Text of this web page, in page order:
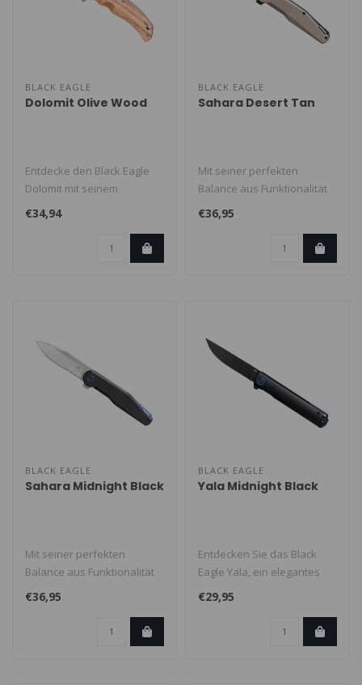
BLACK EAGLE
Dolomit Olive Wood
Entdecke den Black Eagle
Dolomit mit seinem
eleganten Olivenholzgriff -
ein raff..
€34,94
BLACK EAGLE
Sahara Desert Tan
Mit seiner perfekten
Balance aus Funktionalität
und Design ist es der ideale
€36,95
BLACK EAGLE
Sahara Midnight Black
Mit seiner perfekten
Balance aus Funktionalität
und Design ist es der ideale
€36,95
BLACK EAGLE
Yala Midnight Black
Entdecken Sie das Black
Eagle Yala, ein elegantes
Taschenmesser, das
Diskretion ..
€29,95